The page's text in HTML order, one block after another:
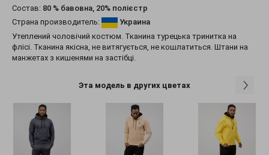
Состав: 80 % бавовна, 20% полієстр
Страна производитель:
Украина
Утеплений чоловічий костюм. Тканина турецька тринитка на
флісі. Тканина якісна, не витягується, не кошлатиться. Штани на
манжетах з кишенями на застібці.
Эта модель в других цветах